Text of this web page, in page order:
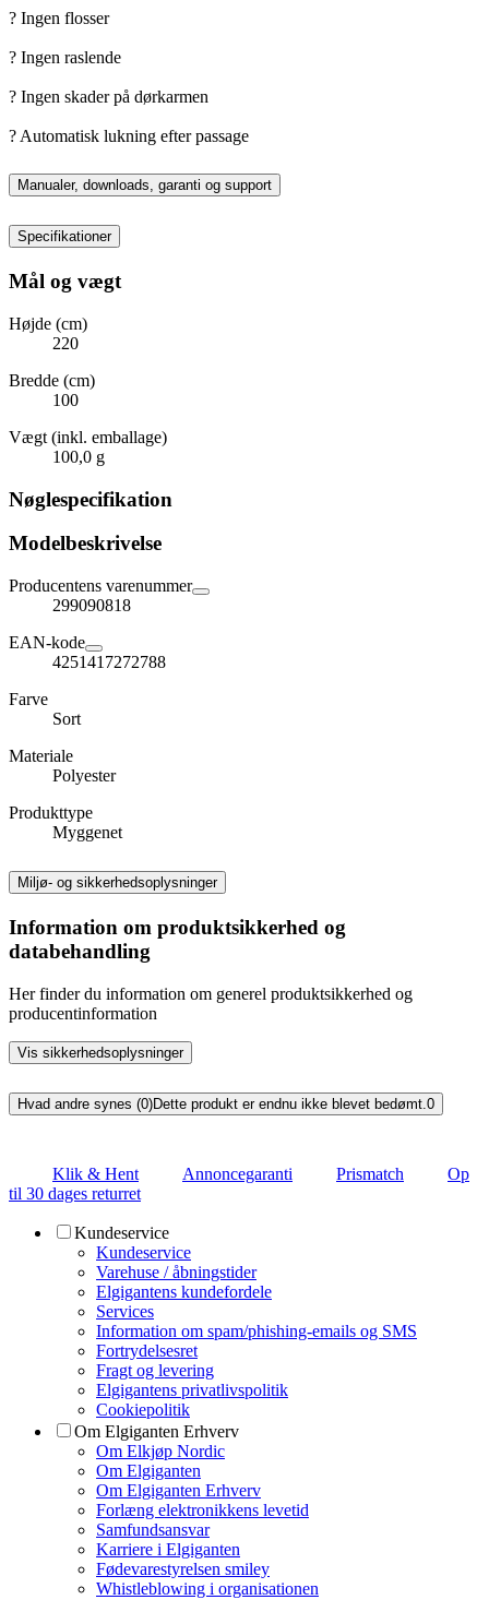
? Ingen flosser
? Ingen raslende
? Ingen skader på dørkarmen
? Automatisk lukning efter passage
Manualer, downloads, garanti og support
Specifikationer
Mål og vægt
Højde (cm)
220
Bredde (cm)
100
Vægt (inkl. emballage)
100,0 g
Nøglespecifikation
Modelbeskrivelse
Producentens varenummer
299090818
EAN-kode
4251417272788
Farve
Sort
Materiale
Polyester
Produkttype
Myggenet
Miljø- og sikkerhedsoplysninger
Information om produktsikkerhed og
databehandling
Her finder du information om generel produktsikkerhed og
producentinformation
Vis sikkerhedsoplysninger
Hvad andre synes (0)Dette produkt er endnu ikke blevet bedømt. 0
Klik & Hent Annoncegaranti Prismatch
Op
til 30 dages returret
Kundeservice
Kundeservice
Varehuse / åbningstider
Elgigantens kundefordele
Services
Information om spam/phishing-emails og SMS
Fortrydelsesret
Fragt og levering
Elgigantens privatlivspolitik
Cookiepolitik
Om Elgiganten Erhverv
Om Elkjøp Nordic
Om Elgiganten
Om Elgiganten Erhverv
Forlæng elektronikkens levetid
Samfundsansvar
Karriere i Elgiganten
Fødevarestyrelsen smiley
Whistleblowing i organisationen